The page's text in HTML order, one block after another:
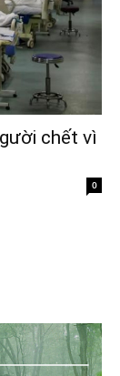
chết vì
0